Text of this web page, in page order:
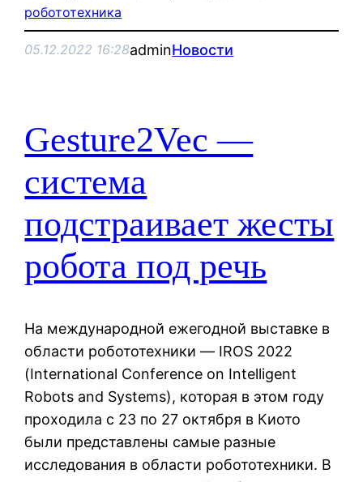
робототехника
05.12.2022 16:28adminНовости
Gesture2Vec —
система
подстраивает жесты
робота под речь
На международной ежегодной выставке в
области робототехники — IROS 2022
(International Conference on Intelligent
Robots and Systems), которая в этом году
проходила с 23 по 27 октября в Киото
были представлены самые разные
исследования в области робототехники. В